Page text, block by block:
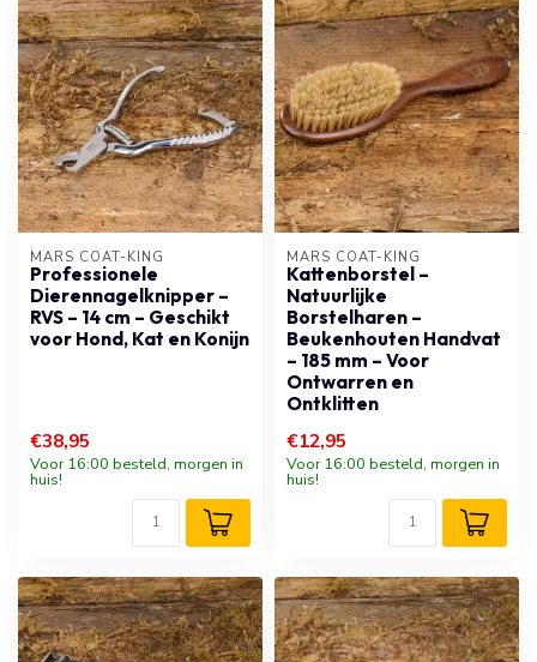
MARS COAT-KING
Professionele
Dierennagelknipper –
RVS – 14 cm – Geschikt
voor Hond, Kat en Konijn
€38,95
Voor 16:00 besteld, morgen in
huis!
MARS COAT-KING
Kattenborstel –
Natuurlijke
Borstelharen –
Beukenhouten Handvat
– 185 mm – Voor
Ontwarren en
Ontklitten
€12,95
Voor 16:00 besteld, morgen in
huis!